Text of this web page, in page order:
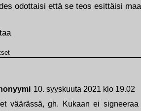
odottaisi että se teos esittäisi
10. syyskuuta 2021 klo 19.02
väärässä, gh. Kukaan ei